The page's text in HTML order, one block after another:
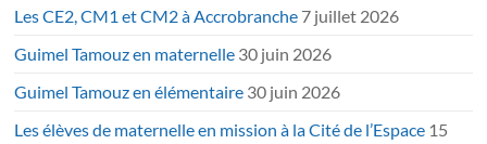
Les CE2, CM1 et CM2 à Accrobranche 7 juillet 2026
Guimel Tamouz en maternelle 30 juin 2026
Guimel Tamouz en élémentaire 30 juin 2026
Les élèves de maternelle en mission à la Cité de l’Espace 15